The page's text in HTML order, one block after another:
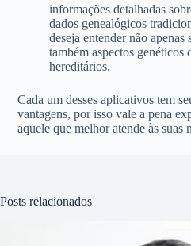
informações detalhadas
dados genealógicos
deseja entender não
também aspectos genéticos
hereditários.
Cada um desses aplicativos tem
vantagens, por isso vale a pena
aquele que melhor atende às suas
Posts relacionados